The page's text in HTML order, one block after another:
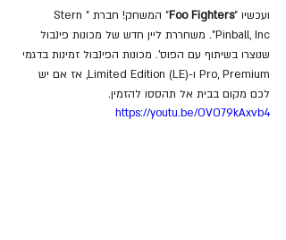
ועכשיו "Foo Fighters
" המשחק! חברת "Stern
Pinball, Inc". משחררת ליין חדש של מכונות פינבול
שנוצרו בשיתוף עם הפוס'. מכונות הפינבול זמינות בדגמי
Pro, Premium ו-Limited Edition (LE), אז אם יש
לכם מקום בבית אל תהססו להזמין.
https://youtu.be/OVO79kAxvb4